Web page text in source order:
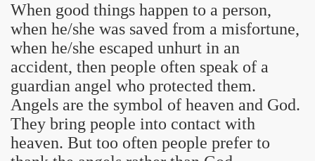
When good things happen to a person,
when he/she was saved from a misfortune,
when he/she escaped unhurt in an
accident, then people often speak of a
guardian angel who protected them.
Angels are the symbol of heaven and God.
They bring people into contact with
heaven. But too often people prefer to